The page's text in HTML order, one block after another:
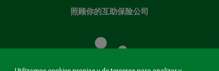
照顾你的互助保险公司